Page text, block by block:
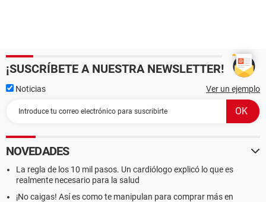
¡SUSCRÍBETE A NUESTRA NEWSLETTER!
Noticias Ver un ejemplo
NOVEDADES
La regla de los 10 mil pasos. Un cardiólogo explicó lo que es
realmente necesario para la salud
¡No caigas! Así es como te manipulan para comprar más en